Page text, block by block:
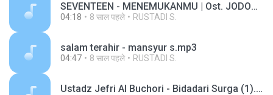
SEVENTEEN - MENEMUKANMU | Ost. JODOH Pengantar Jenazah ANTV
04:18 8 साल पहले RUSTADI S.
salam terahir - mansyur s.mp3
04:47 8 साल पहले RUSTADI S.
Ustadz Jefri Al Buchori - Bidadari Surga (1).mp3